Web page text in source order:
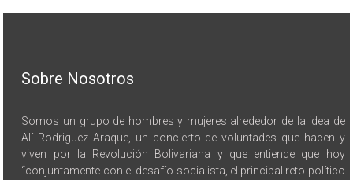
Sobre Nosotros
Somos un grupo de hombres y mujeres alrededor de la idea de
Alí Rodriguez Araque, un concierto de voluntades que hacen y
viven por la Revolución Bolivariana y que entiende que hoy
“conjuntamente con el desafío socialista, el principal reto político